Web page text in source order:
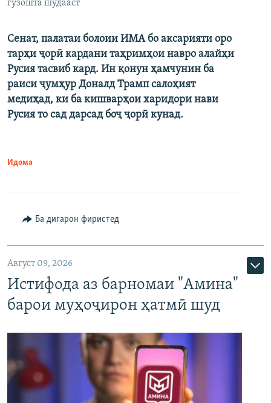
гузошта шудааст
Сенат, палатаи болоии ИМА бо аксарияти оро
тарҳи ҷорӣ кардани таҳримҳои навро алайҳи
Русия тасвиб кард. Ин қонун ҳамчунин ба
раиси ҷумҳур Доналд Трамп салоҳият
медиҳад, ки ба кишварҳои харидори нави
Русия то сад дарсад боҷ ҷорӣ кунад.
Идома
Ба дигарон фиристед
Август 09, 2026
Истифода аз барномаи "Амина"
барои муҳоҷирон ҳатмӣ шуд